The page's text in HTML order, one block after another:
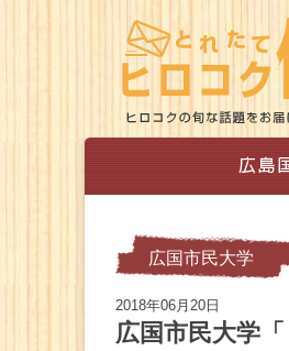
広国市民大学
2018年06月20日
広国市民大学